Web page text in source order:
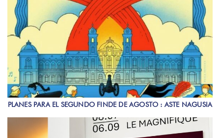
PLANES PARA EL SEGUNDO FINDE DE AGOSTO : ASTE NAGUSIA